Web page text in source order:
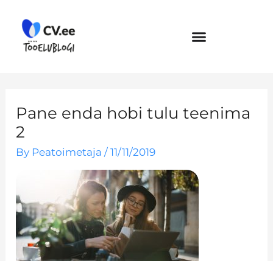
content
Pane enda hobi tulu teenima
2
By Peatoimetaja/11/11/2019